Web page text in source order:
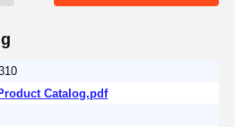
Catalog.pdf